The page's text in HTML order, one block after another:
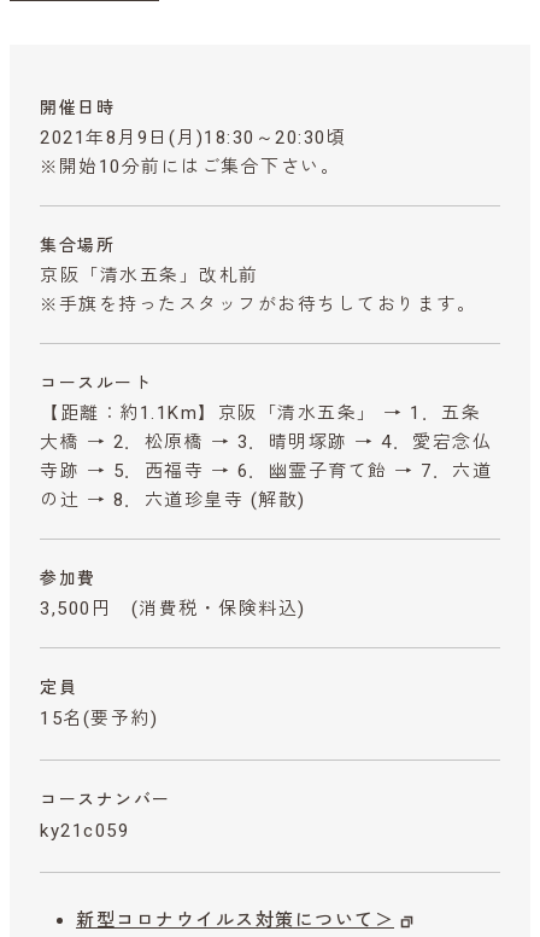
開催日時
2021年8月9日(月)18:30～20:30頃
※開始10分前にはご集合下さい。
集合場所
京阪「清水五条」改札前
※手旗を持ったスタッフがお待ちしております。
コースルート
【距離：約1.1Km】京阪「清水五条」 → 1．五条
大橋 → 2．松原橋 → 3．晴明塚跡 → 4．愛宕念仏
寺跡 → 5．西福寺 → 6．幽霊子育て飴 → 7．六道
の辻 → 8．六道珍皇寺 (解散)
参加費
3,500円 (消費税・保険料込)
定員
15名(要予約)
コースナンバー
ky21c059
新型コロナウイルス対策について＞